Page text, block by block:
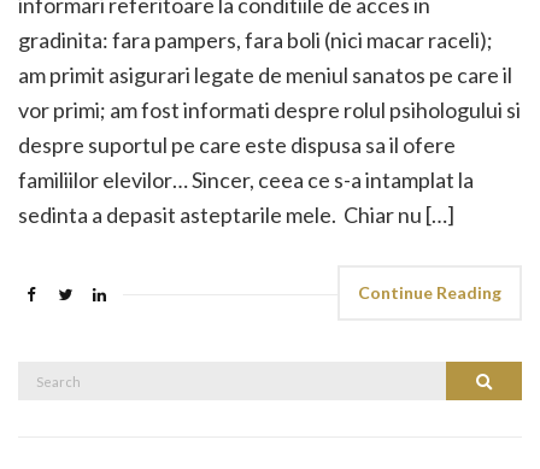
gradinita: fara pampers, fara boli (nici macar raceli);
am primit asigurari legate de meniul sanatos pe care il
vor primi; am fost informati despre rolul psihologului si
despre suportul pe care este dispusa sa il ofere
familiilor elevilor… Sincer, ceea ce s-a intamplat la
sedinta a depasit asteptarile mele. Chiar nu […]
Continue Reading
Search